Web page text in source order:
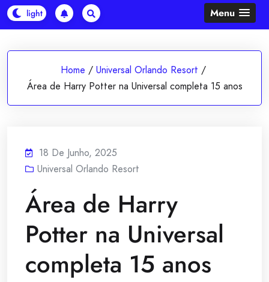
Menu
Home / Universal Orlando Resort /
Área de Harry Potter na Universal completa 15 anos
18 De Junho, 2025
Universal Orlando Resort
Área de Harry
Potter na Universal
completa 15 anos